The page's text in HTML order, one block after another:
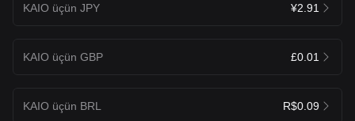
KAIO üçün JPY ¥2.91
KAIO üçün GBP £0.01
KAIO üçün BRL R$0.09